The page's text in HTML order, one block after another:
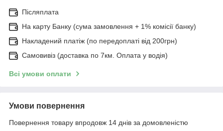
Післяплата
На карту Банку (сума замовлення + 1% комісії банку)
Накладений платіж (по передоплаті від 200грн)
Самовивіз (доставка по 7км. Оплата у водія)
Всі умови оплати
Умови повернення
Повернення товару впродовж 14 днів за домовленістю